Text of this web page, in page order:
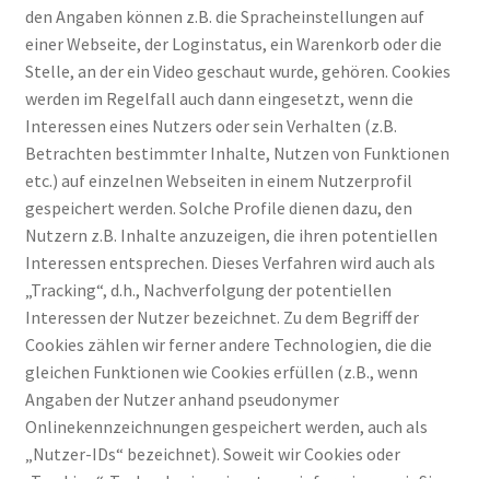
den Angaben können z.B. die Spracheinstellungen auf
einer Webseite, der Loginstatus, ein Warenkorb oder die
Stelle, an der ein Video geschaut wurde, gehören. Cookies
werden im Regelfall auch dann eingesetzt, wenn die
Interessen eines Nutzers oder sein Verhalten (z.B.
Betrachten bestimmter Inhalte, Nutzen von Funktionen
etc.) auf einzelnen Webseiten in einem Nutzerprofil
gespeichert werden. Solche Profile dienen dazu, den
Nutzern z.B. Inhalte anzuzeigen, die ihren potentiellen
Interessen entsprechen. Dieses Verfahren wird auch als
„Tracking“, d.h., Nachverfolgung der potentiellen
Interessen der Nutzer bezeichnet. Zu dem Begriff der
Cookies zählen wir ferner andere Technologien, die die
gleichen Funktionen wie Cookies erfüllen (z.B., wenn
Angaben der Nutzer anhand pseudonymer
Onlinekennzeichnungen gespeichert werden, auch als
„Nutzer-IDs“ bezeichnet). Soweit wir Cookies oder